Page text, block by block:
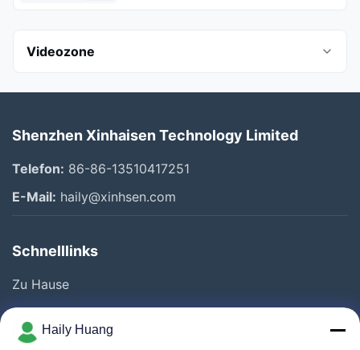
Videozone
Photo Chemical Etching
Filternetz
Durchflussplatte
Unternehmen
Shenzhen Xinhaisen Technology Limited
Telefon: 86-86-13510417251
E-Mail: haily@xinhsen.com
Schnelllinks
Zu Hause
Produkte
Videos
Haily Huang